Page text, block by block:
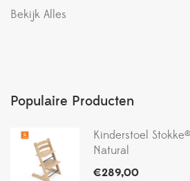
Bekijk Alles
Populaire Producten
Kinderstoel
Natural
€289,00